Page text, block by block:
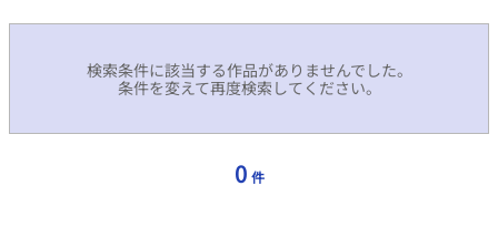
検索条件に該当する作品がありませんでした。
条件を変えて再度検索してください。
0 件